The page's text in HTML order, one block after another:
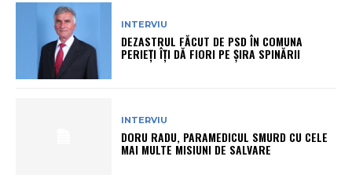
INTERVIU
DEZASTRUL FĂCUT DE PSD ÎN COMUNA
PERIEŢI ÎŢI DĂ FIORI PE ŞIRA SPINĂRII
INTERVIU
DORU RADU, PARAMEDICUL SMURD CU CELE
MAI MULTE MISIUNI DE SALVARE